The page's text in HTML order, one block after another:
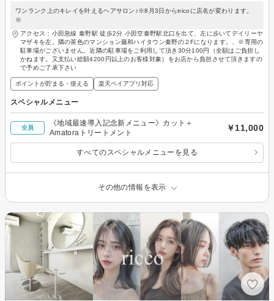
ワンランク上のキレイを叶えるヘアサロン♪※8月3日からtricoに店名が変わります。
※
アクセス：小田急線 秦野駅 徒歩2分 小田空秦野駅北口を出て、左に歩いてデイリーヤ
マザキを左。隣の茶色のマンション藤和ハイタウン秦野の２Fになります。、※専用の
駐車場がございません。近隣の駐車場をご利用して頂き30分100円（全額はご負担し
かねます。又支払い総額4200円以上のお客様対象）をお店から負担させて頂きますの
で予めご了承下さい
ポイントが貯まる・使える 楽天ペイアプリ対応
スペシャルメニュー
全員
《地域最速導入記念新メニュー》カット＋
Amatoraトリートメント
￥11,000
すべてのスペシャルメニューを見る
その他の情報を表示